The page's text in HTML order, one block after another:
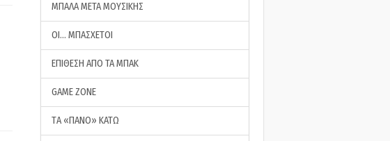
ΜΠΑΛΑ ΜΕΤΑ ΜΟΥΣΙΚΗΣ
ΟΙ… ΜΠΑΣΧΕΤΟΙ
ΕΠΙΘΕΣΗ ΑΠΟ ΤΑ ΜΠΑΚ
GAME ZONE
ΤA «ΠΑΝΟ» ΚΑΤΩ